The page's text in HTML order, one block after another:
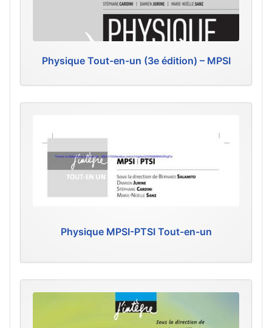
Physique Tout-en-un (3e édition) – MPSI
Physique MPSI-PTSI Tout-en-un